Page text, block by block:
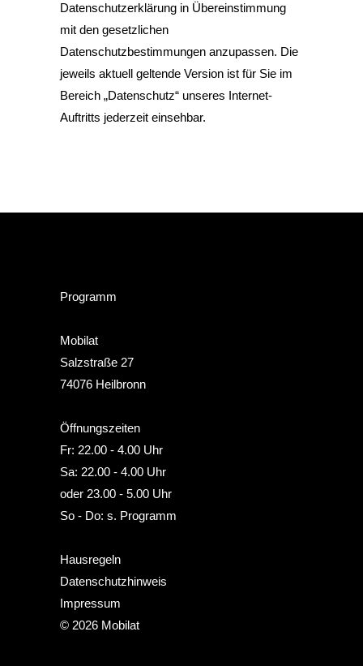
Datenschutzerklärung in Übereinstimmung
mit den gesetzlichen
Datenschutzbestimmungen anzupassen. Die
jeweils aktuell geltende Version ist für Sie im
Bereich „Datenschutz“ unseres Internet-
Auftritts jederzeit einsehbar.
Programm
Mobilat
Salzstraße 27
74076 Heilbronn
Öffnungszeiten
Fr: 22.00 - 4.00 Uhr
Sa: 22.00 - 4.00 Uhr
oder 23.00 - 5.00 Uhr
So - Do: s. Programm
Hausregeln
Datenschutzhinweis
Impressum